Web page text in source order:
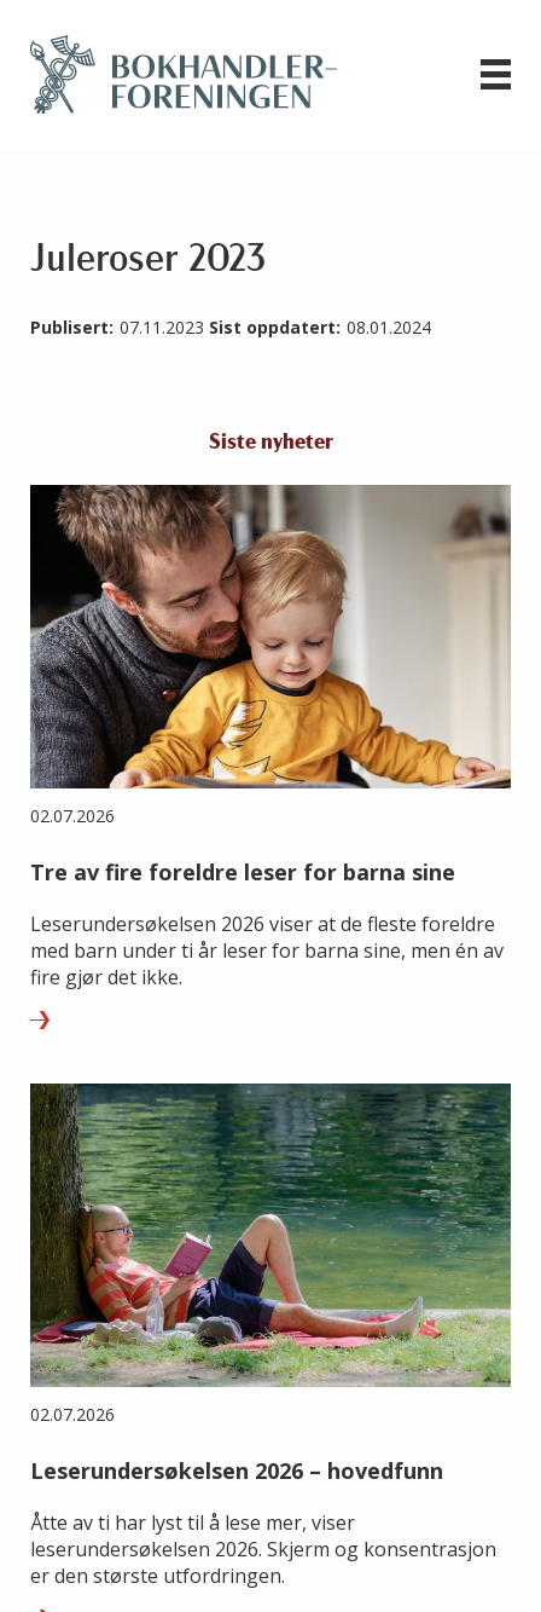
Juleroser 2023
Publisert: 07.11.2023 Sist oppdatert: 08.01.2024
Siste nyheter
02.07.2026
Tre av fire foreldre leser for barna sine
Leserundersøkelsen 2026 viser at de fleste foreldre
med barn under ti år leser for barna sine, men én av
fire gjør det ikke.
02.07.2026
Leserundersøkelsen 2026 – hovedfunn
Åtte av ti har lyst til å lese mer, viser
leserundersøkelsen 2026. Skjerm og konsentrasjon
er den største utfordringen.